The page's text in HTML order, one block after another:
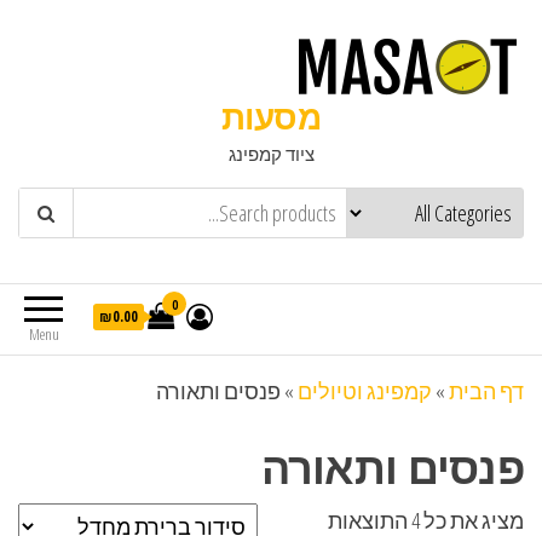
מסעות
ציוד קמפינג
Menu
0
₪0.00
דף הבית» קמפינג וטיולים » פנסים ותאורה
פנסים ותאורה
מציג את כל 4 התוצאות